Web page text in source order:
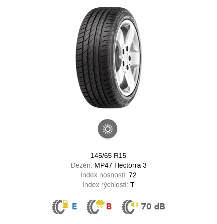
145/65 R15
Dezén: MP47 Hectorra 3
Index nosnosti: 72
Index rýchlosti: T
E B 70 dB